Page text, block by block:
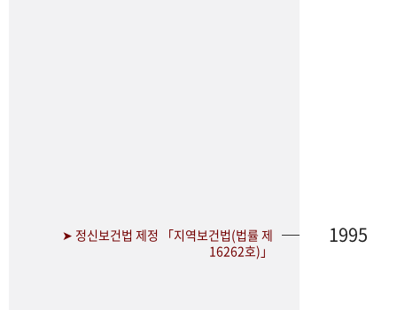
➤ 정신보건법 제정 「지역보건법(법률 제
16262호)」
1995